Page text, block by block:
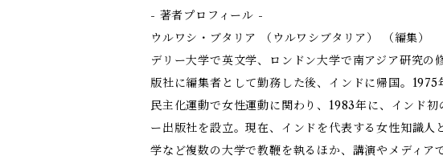
- 著者プロフィール -
ウルワシ・ブタリア （ウルワシブタリア） （編集）
デリー大学で英文学、ロンドン大学で南アジア研究の
版社に編集者として勤務した後、インドに帰国。
民主化運動で女性運動に関わり、1983年に、インド
ー出版社を設立。現在、インドを代表する女性知識
学など複数の大学で教鞭を執るほか、講演やメディア